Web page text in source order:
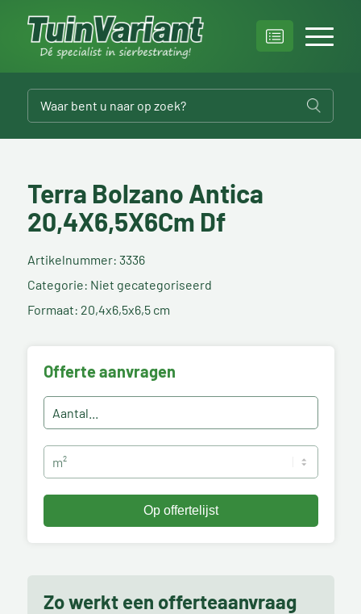
Terra Bolzano Antica
20,4X6,5X6Cm Df
Artikelnummer: 3336
Categorie: Niet gecategoriseerd
Formaat: 20,4x6,5x6,5 cm
Offerte aanvragen
Zo werkt een offerteaanvraag